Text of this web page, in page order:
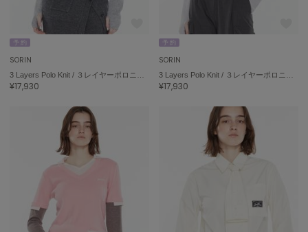
予 約
SORIN
¥17,930
予 約
SORIN
¥17,930